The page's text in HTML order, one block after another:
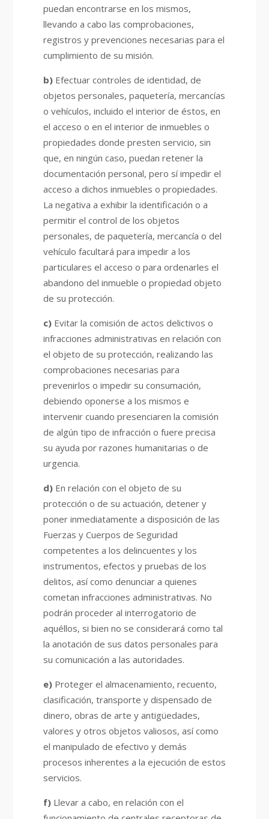
puedan encontrarse en los mismos,
llevando a cabo las comprobaciones,
registros y prevenciones necesarias para el
cumplimiento de su misión.
b) Efectuar controles de identidad, de
objetos personales, paquetería, mercancías
o vehículos, incluido el interior de éstos, en
el acceso o en el interior de inmuebles o
propiedades donde presten servicio, sin
que, en ningún caso, puedan retener la
documentación personal, pero sí impedir el
acceso a dichos inmuebles o propiedades.
La negativa a exhibir la identificación o a
permitir el control de los objetos
personales, de paquetería, mercancía o del
vehículo facultará para impedir a los
particulares el acceso o para ordenarles el
abandono del inmueble o propiedad objeto
de su protección.
c) Evitar la comisión de actos delictivos o
infracciones administrativas en relación con
el objeto de su protección, realizando las
comprobaciones necesarias para
prevenirlos o impedir su consumación,
debiendo oponerse a los mismos e
intervenir cuando presenciaren la comisión
de algún tipo de infracción o fuere precisa
su ayuda por razones humanitarias o de
urgencia.
d) En relación con el objeto de su
protección o de su actuación, detener y
poner inmediatamente a disposición de las
Fuerzas y Cuerpos de Seguridad
competentes a los delincuentes y los
instrumentos, efectos y pruebas de los
delitos, así como denunciar a quienes
cometan infracciones administrativas. No
podrán proceder al interrogatorio de
aquéllos, si bien no se considerará como tal
la anotación de sus datos personales para
su comunicación a las autoridades.
e)Proteger el almacenamiento, recuento,
clasificación, transporte y dispensado de
dinero, obras de arte y antigüedades,
valores y otros objetos valiosos, así como
el manipulado de efectivo y demás
procesos inherentes a la ejecución de estos
servicios.
f) Llevar a cabo, en relación con el